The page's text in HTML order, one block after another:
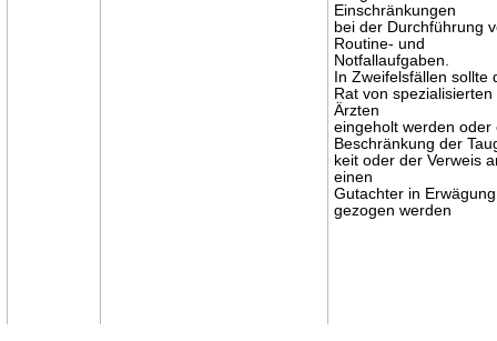
Einschränkungen
bei der Durchführung
Routine- und
Notfallaufgaben.
In Zweifelsfällen sollte
Rat von spezialisierten
Ärzten
eingeholt werden oder
Beschränkung der
keit oder der Verweis
einen
Gutachter in Erwägung
gezogen werden